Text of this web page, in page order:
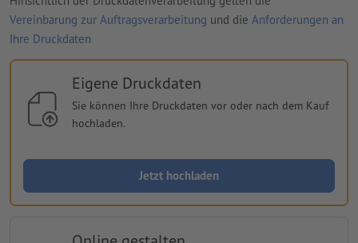
Vereinbarung zur Auftragsverarbeitung und die Anforderungen an
Ihre Druckdaten
Eigene Druckdaten
Sie können Ihre Druckdaten vor oder nach dem Kauf
hochladen.
Jetzt hochladen